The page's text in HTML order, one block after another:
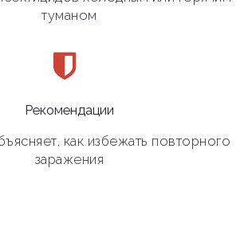
туманом
Рекомендации
как избежать повторного
заражения